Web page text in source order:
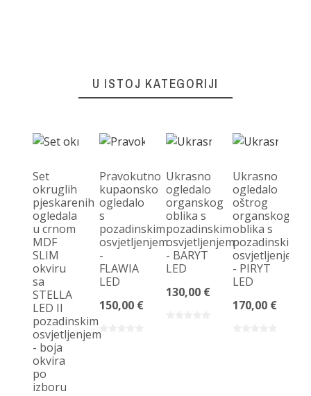
U ISTOJ KATEGORIJI
Set
okruglih
pjeskarenih
ogledala
u crnom
MDF
SLIM
okviru
sa
STELLA
LED II
pozadinskim
osvjetljenjem
- boja
okvira
po
izboru
Pravokutno
kupaonsko
ogledalo
s
pozadinskim
osvjetljenjem
-
FLAWIA
LED
150,00 €
Ukrasno
ogledalo
organskog
oblika s
pozadinskim
osvjetljenjem
- BARYT
LED
130,00 €
Ukrasno
ogledalo
oštrog
organskog
oblika s
pozadinskim
osvjetljenjem
- PIRYT
LED
170,00 €